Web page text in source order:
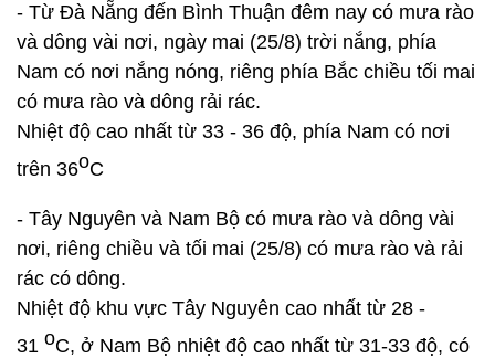
- Từ Đà Nẵng đến Bình Thuận đêm nay có mưa rào
và dông vài nơi, ngày mai (25/8) trời nắng, phía
Nam có nơi nắng nóng, riêng phía Bắc chiều tối mai
có mưa rào và dông rải rác.
Nhiệt độ cao nhất từ 33 - 36 độ, phía Nam có nơi
trên 36oC
- Tây Nguyên và Nam Bộ có mưa rào và dông vài
nơi, riêng chiều và tối mai (25/8) có mưa rào và rải
rác có dông.
Nhiệt độ khu vực Tây Nguyên cao nhất từ 28 -
31 oC, ở Nam Bộ nhiệt độ cao nhất từ 31-33 độ, có